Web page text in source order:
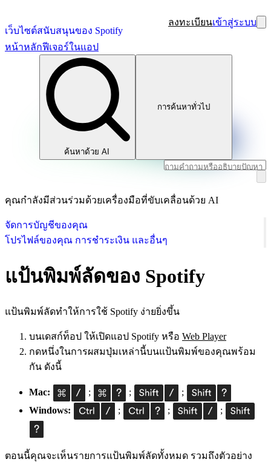
เว็บไซต์สนับสนุนของ Spotify
ลงทะเบียนเข้าสู่ระบบ
หน้าหลักฟีเจอร์ในแอป
ค้นหาด้วย AI
การค้นหาทั่วไป
คุณกำลังมีส่วนร่วมด้วยเครื่องมือที่ขับเคลื่อนด้วย AI
จัดการบัญชีของคุณ
โปรไฟล์ของคุณ การชำระเงิน และอื่นๆ
แป้นพิมพ์ลัดของ Spotify
แป้นพิมพ์ลัดทำให้การใช้ Spotify ง่ายยิ่งขึ้น
บนเดสก์ท็อป ให้เปิดแอป Spotify หรือ Web Player
กดหนึ่งในการผสมปุ่มเหล่านี้บนแป้นพิมพ์ของคุณพร้อม
กัน ดังนี้
Mac: ; ;
;
Windows:
; ; ;
ตอนนี้คุณจะเห็นรายการแป้นพิมพ์ลัดทั้งหมด รวมถึงตัวอย่าง